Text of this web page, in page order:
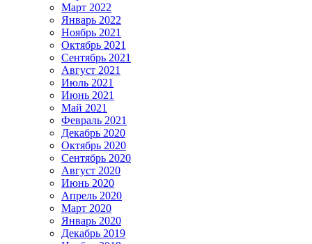
Март 2022
Январь 2022
Ноябрь 2021
Октябрь 2021
Сентябрь 2021
Август 2021
Июль 2021
Июнь 2021
Май 2021
Февраль 2021
Декабрь 2020
Октябрь 2020
Сентябрь 2020
Август 2020
Июнь 2020
Апрель 2020
Март 2020
Январь 2020
Декабрь 2019